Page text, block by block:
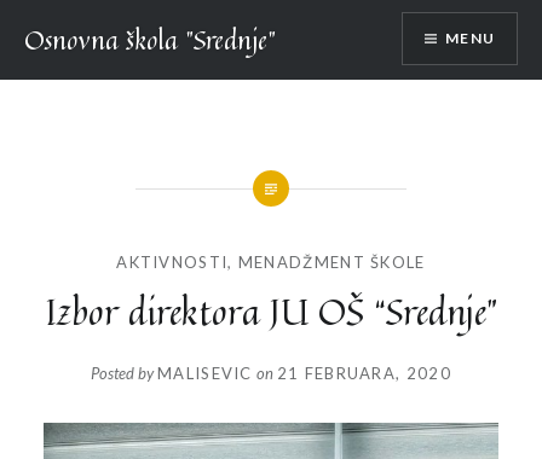
content
Osnovna škola "Srednje" MENU
AKTIVNOSTI, MENADŽMENT ŠKOLE
Izbor direktora JU OŠ “Srednje”
Posted byMALISEVIC on 21 FEBRUARA, 2020